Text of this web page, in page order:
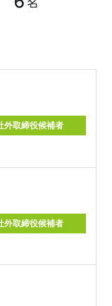
外取締役候補者
外取締役候補者